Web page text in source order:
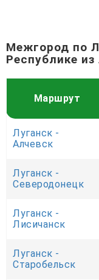
Межгород по
Республике из
Маршрут
Луганск -
Алчевск
Луганск -
Северодонецк
Луганск -
Лисичанск
Луганск -
Старобельск